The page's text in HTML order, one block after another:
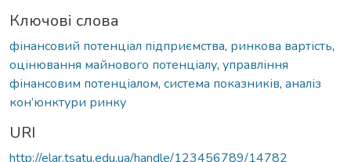
Ключові слова
фінансовий потенціал підприємства, ринкова вартість,
оцінювання майнового потенціалу, управління
фінансовим потенціалом, система показників, аналіз
кон’юнктури ринку
URI
http://elar.tsatu.edu.ua/handle/123456789/14782